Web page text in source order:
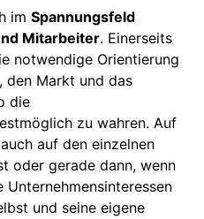
im Spannungsfeld
Mitarbeiter. Einerseits
notwendige Orientierung
den Markt und das
die
zu wahren. Auf
auf den einzelnen
oder gerade dann, wenn
und seine eigene